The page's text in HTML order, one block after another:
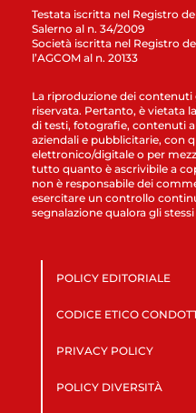
Testata iscritta nel Registro
Salerno al n. 34/2009
Società iscritta nel Registro
l’AGCOM al n. 20133
La riproduzione dei contenuti
riservata. Pertanto, è vietata
di testi, fotografie, contenuti
aziendali e pubblicitarie, con
elettronico/digitale o per
tutto quanto è ascrivibile a
non è responsabile dei
esercitare un controllo
segnalazione qualora gli
POLICY EDITORIALE
CODICE ETICO
PRIVACY POLICY
POLICY DIVERSITÀ